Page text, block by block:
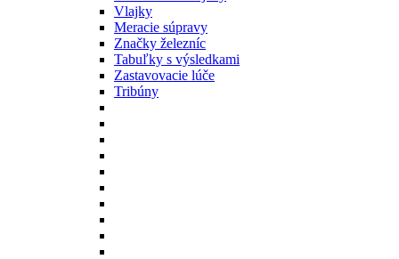
Vlajky
Meracie súpravy
Značky železníc
Tabuľky s výsledkami
Zastavovacie lúče
Tribúny